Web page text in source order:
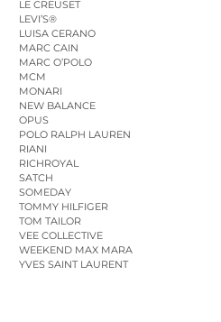
LE CREUSET
LEVI’S®
LUISA CERANO
MARC CAIN
MARC O’POLO
MCM
MONARI
NEW BALANCE
OPUS
POLO RALPH LAUREN
RIANI
RICHROYAL
SATCH
SOMEDAY
TOMMY HILFIGER
TOM TAILOR
VEE COLLECTIVE
WEEKEND MAX MARA
YVES SAINT LAURENT